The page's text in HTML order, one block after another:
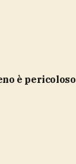
è pericoloso